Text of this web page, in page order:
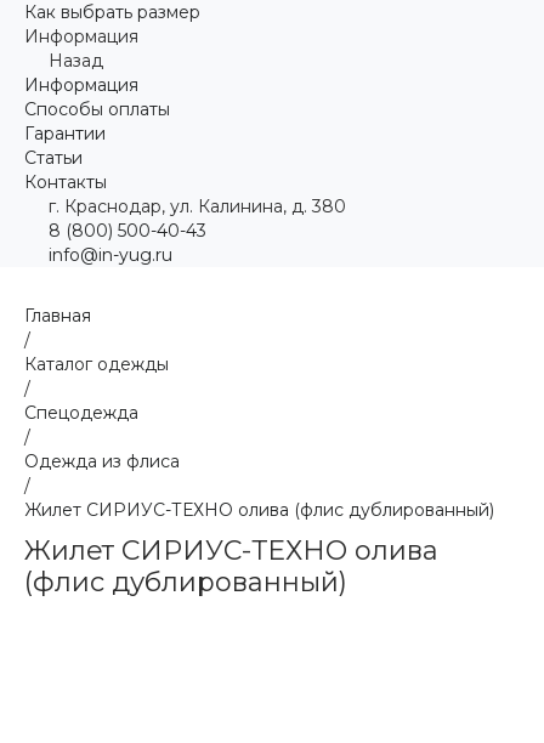
Как выбрать размер
Информация
Назад
Информация
Способы оплаты
Гарантии
Статьи
Контакты
г. Краснодар, ул. Калинина, д. 380
8 (800) 500-40-43
info@in-yug.ru
Главная
/
Каталог одежды
/
Спецодежда
/
Одежда из флиса
/
Жилет СИРИУС-ТЕХНО олива (флис дублированный)
Жилет СИРИУС-ТЕХНО олива
(флис дублированный)